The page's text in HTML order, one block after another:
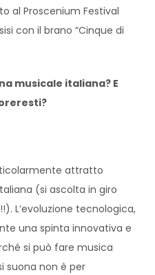
al Proscenium Festival
con il brano “Cinque di
musicale italiana? E
attratto
(si ascolta in giro
L’evoluzione tecnologica,
una spinta innovativa e
si può fare musica
suona non è per